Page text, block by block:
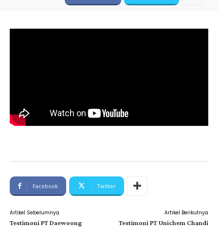
Facebook Twitter
Artikel Sebelumnya
Testimoni PT Daewoong
Artikel Berikutnya
Testimoni PT Unichem Chandi